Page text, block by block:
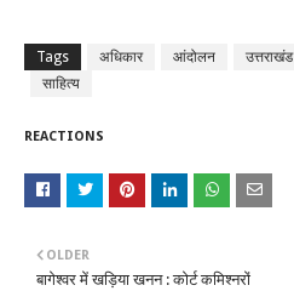
Tags अधिकार आंदोलन उत्तराखंड
साहित्य
REACTIONS
OLDER
बागेश्वर में खड़िया खनन : कोर्ट कमिश्नरों